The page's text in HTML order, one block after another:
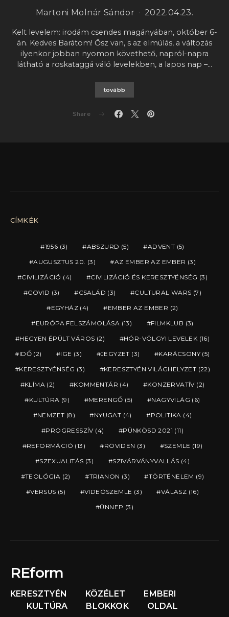
Martoni Molnár Sándor 2022.04.23.
Kelt levelem: irodám csendes magányában, október 6-
án. Kedves Barátom! Ősz van, s az elmúlás, a változás
ilyenkor jobban nyomon követhető, napról-napra
látható a roskataggá váló levelekben, a lapos nap –…
tovább
Share
CÍMKÉK
1956 (3) ABSZURD (5) ADVENT (5)
AUGUSZTUS 20. (3) AZ EMBER AZ EMBER (3)
CIVILIZÁCIÓ (4) CIVILIZÁCIÓ ÉS KERESZTYÉNSÉG (3)
COVID (3) CSALÁD (3) CULTURAL WARS (7)
EGYHÁZ (4) EMBER AZ EMBER (2)
EURÓPA FELSZÁMOLÁSA (13) FILMKLUB (3)
HEGYEN ÉPÜLT VÁROS (2) HÓR-VÖLGYI LEVELEK (16)
IDŐ (2) IGE (3) JEGYZET (3) KARÁCSONY(5)
KERESZTYÉNSÉG (3) KERESZTYÉN VILÁGHELYZET (22)
KLÍMA(2) KOMMENTÁR (4) KONZERVATÍV(2)
KULTÚRA (9) MERENGŐ (5) NAGYVILÁG (6)
NEMZET (8) NYUGAT (4) POLITIKA (4)
PROGRESSZÍV(4) PÜNKÖSD 2021 (11)
REFORMÁCIÓ (13) RÖVIDEN (3) SZEMLE (19)
SZEXUALITÁS (3) SZIVÁRVÁNYVALLÁS (4)
TEOLÓGIA (2) TRIANON (3) TÖRTÉNELEM (9)
VERSUS (5) VIDEÓSZEMLE (3) VÁLASZ (16)
ÜNNEP (3)
REform
KERESZTYÉN KÖZÉLET
EMBERI
KULTÚRA
BLOKKOK OLDAL